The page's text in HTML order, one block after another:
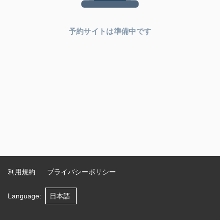
予約サイトは準備中です
利用規約 プライバシーポリシー
Language: